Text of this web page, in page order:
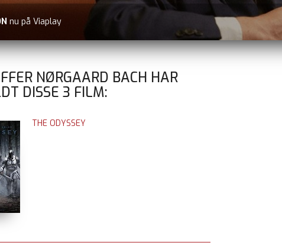
nu på Viaplay
NØRGAARD BACH HAR
DISSE 3 FILM:
THE ODYSSEY